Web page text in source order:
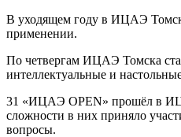
В уходящем году в ИЦАЭ
применении.
По четвергам ИЦАЭ Томска
интеллектуальные и
31 «ИЦАЭ OPEN» прошёл в
сложности в них приняло
вопросы.